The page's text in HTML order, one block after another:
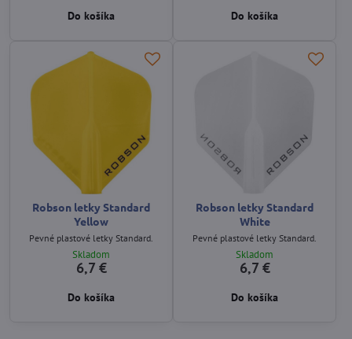
Do košíka Do košíka
Robson letky Standard
Yellow
Pevné plastové letky Standard.
Skladom
6,7 €
Do košíka
Robson letky Standard
White
Pevné plastové letky Standard.
Skladom
6,7 €
Do košíka